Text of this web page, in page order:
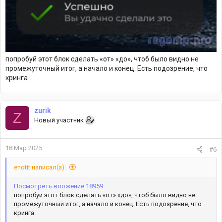
попробуй этот блок сделать «от» «до», чтоб было видно не
промежуточный итог, а начало и конец. Есть подозрение, что
кринга.
Z zurik
Новый участник
18 Мар 2025 #6
enotit написал(а):
Посмотреть вложение 18959
попробуй этот блок сделать «от» «до», чтоб было видно не
промежуточный итог, а начало и конец. Есть подозрение, что
кринга.